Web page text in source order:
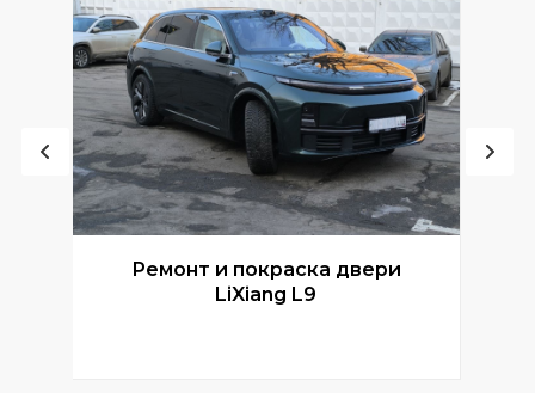
Ремонт и покраска двери
LiXiang L9